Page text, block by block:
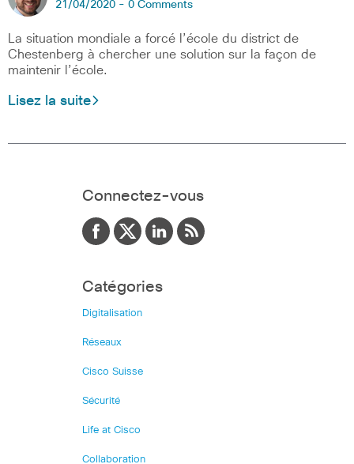
21/04/2020 - 0 Comments
La situation mondiale a forcé l’école du district de
Chestenberg à chercher une solution sur la façon de
maintenir l’école.
Lisez la suite
Connectez-vous
Catégories
Digitalisation
Réseaux
Cisco Suisse
Sécurité
Life at Cisco
Collaboration